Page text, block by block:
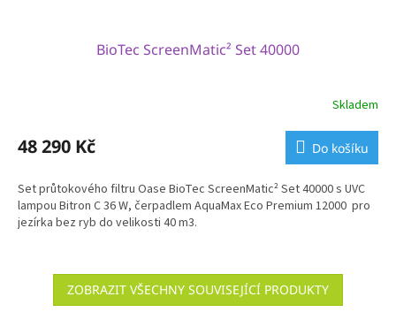
BioTec ScreenMatic² Set 40000
Skladem
48 290 Kč Do košíku
Set průtokového filtru Oase BioTec ScreenMatic² Set 40000 s UVC
lampou Bitron C 36 W, čerpadlem AquaMax Eco Premium 12000 pro
jezírka bez ryb do velikosti 40 m3.
ZOBRAZIT VŠECHNY SOUVISEJÍCÍ PRODUKTY